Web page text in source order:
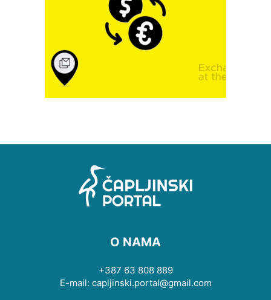
O NAMA
+387 63 808 889
E-mail: capljinski.portal@gmail.com